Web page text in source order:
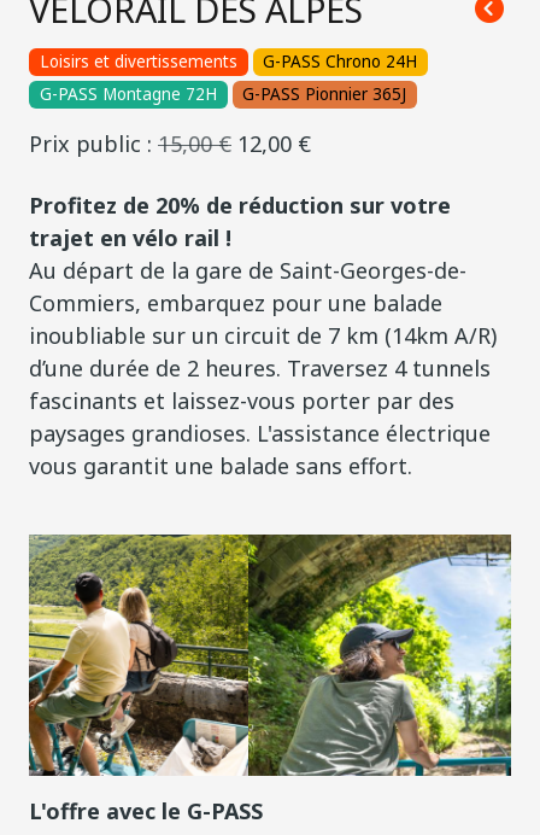
Loisirs et divertissements
G-PASS Chrono 24H
G-PASS Montagne 72H
G-PASS Pionnier 365J
Prix public : 15,00 € 12,00 €
Profitez de 20% de réduction sur votre
trajet en vélo rail !
Au départ de la gare de Saint-Georges-de-
Commiers, embarquez pour une balade
inoubliable sur un circuit de 7 km (14km A/R)
d’une durée de 2 heures. Traversez 4 tunnels
fascinants et laissez-vous porter par des
paysages grandioses. L'assistance électrique
vous garantit une balade sans effort.
L'offre avec le G-PASS